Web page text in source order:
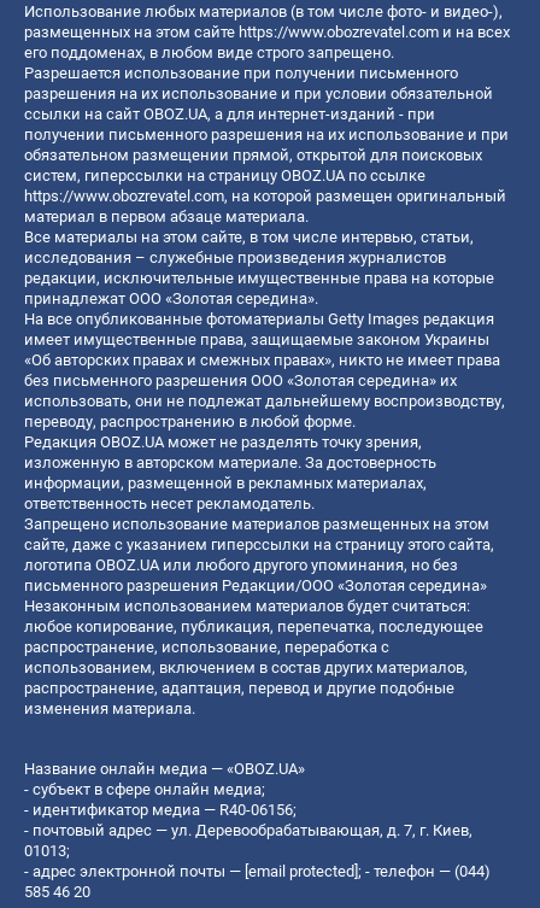
Использование любых материалов (в том числе фото- и видео-),
размещенных на этом сайте https://www.obozrevatel.com и на всех
его поддоменах, в любом виде строго запрещено.
Разрешается использование при получении письменного
разрешения на их использование и при условии обязательной
ссылки на сайт OBOZ.UA, а для интернет-изданий - при
получении письменного разрешения на их использование и при
обязательном размещении прямой, открытой для поисковых
систем, гиперссылки на страницу OBOZ.UA по ссылке
https://www.obozrevatel.com, на которой размещен оригинальный
материал в первом абзаце материала.
Все материалы на этом сайте, в том числе интервью, статьи,
исследования – служебные произведения журналистов
редакции, исключительные имущественные права на которые
принадлежат ООО «Золотая середина».
На все опубликованные фотоматериалы Getty Images редакция
имеет имущественные права, защищаемые законом Украины
«Об авторских правах и смежных правах», никто не имеет права
без письменного разрешения ООО «Золотая середина» их
использовать, они не подлежат дальнейшему воспроизводству,
переводу, распространению в любой форме.
Редакция OBOZ.UA может не разделять точку зрения,
изложенную в авторском материале. За достоверность
информации, размещенной в рекламных материалах,
ответственность несет рекламодатель.
Запрещено использование материалов размещенных на этом
сайте, даже с указанием гиперссылки на страницу этого сайта,
логотипа OBOZ.UA или любого другого упоминания, но без
письменного разрешения Редакции/ООО «Золотая середина»
Незаконным использованием материалов будет считаться:
любое копирование, публикация, перепечатка, последующее
распространение, использование, переработка с
использованием, включением в состав других материалов,
распространение, адаптация, перевод и другие подобные
изменения материала.
Название онлайн медиа — «OBOZ.UA»
- субъект в сфере онлайн медиа;
- идентификатор медиа — R40-06156;
- почтовый адрес — ул. Деревообрабатывающая, д. 7, г. Киев,
01013;
- адрес электронной почты — [email protected]; - телефон — (044)
585 46 20